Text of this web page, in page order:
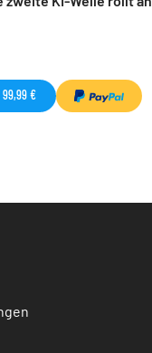
99,99 €